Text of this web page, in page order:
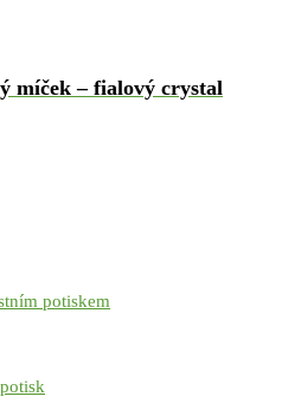
míček – fialový crystal
potiskem